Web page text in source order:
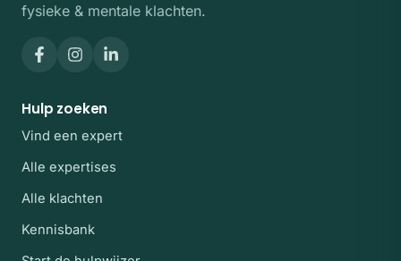
fysieke & mentale klachten.
Hulp zoeken
Vind een expert
Alle expertises
Alle klachten
Kennisbank